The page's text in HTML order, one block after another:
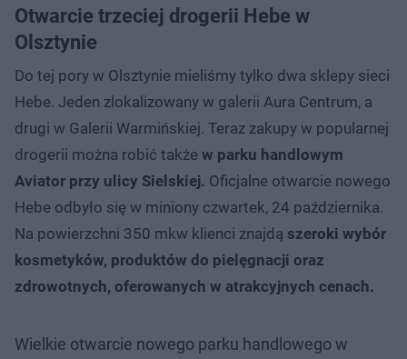
Otwarcie trzeciej drogerii Hebe w
Olsztynie
Do tej pory w Olsztynie mieliśmy tylko dwa sklepy sieci
Hebe. Jeden zlokalizowany w galerii Aura Centrum, a
drugi w Galerii Warmińskiej. Teraz zakupy w popularnej
drogerii można robić także w parku handlowym
Aviator przy ulicy Sielskiej. Oficjalne otwarcie nowego
Hebe odbyło się w miniony czwartek, 24 października.
Na powierzchni 350 mkw klienci znajdą szeroki wybór
kosmetyków, produktów do pielęgnacji oraz
zdrowotnych, oferowanych w atrakcyjnych cenach.
Wielkie otwarcie nowego parku handlowego w